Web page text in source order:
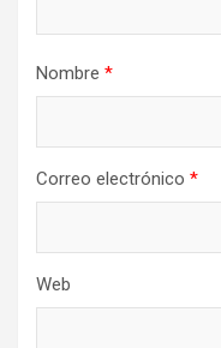
Nombre *
Correo electrónico *
Web